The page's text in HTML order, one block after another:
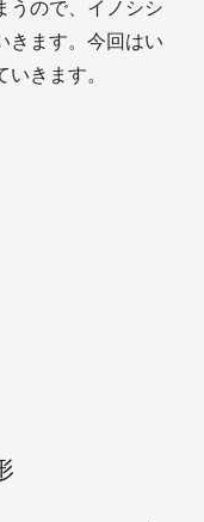
うので、イノシシ
きます。今回はい
きます。